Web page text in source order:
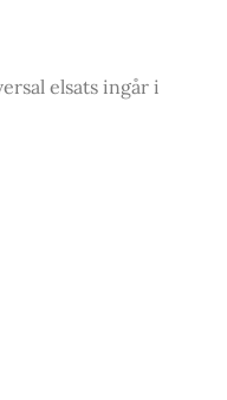
elsats ingår i